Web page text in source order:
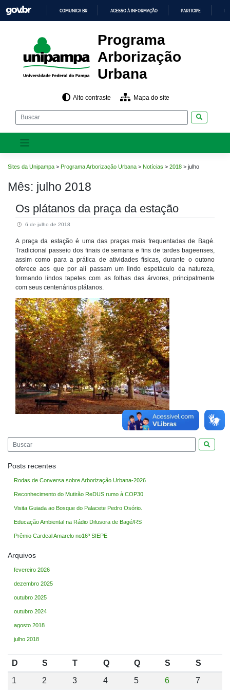
para
o
O
CONTEÚDO
COMUNICA BR ACESSO À INFORMAÇÃO PARTICIPE
Programa
Arborização
Urbana
Alto contraste Mapa do site
Sites da Unipampa > Programa Arborização Urbana > Notícias > 2018 > julho
Mês: julho 2018
Os plátanos da praça da estação
6 de julho de 2018
A praça da estação é uma das praças mais frequentadas de Bagé.
Tradicional passeio dos finais de semana e fins de tardes bageenses,
assim como para a prática de atividades físicas, durante o outono
oferece aos que por ali passam um lindo espetáculo da natureza,
formando lindos tapetes com as folhas das árvores, principalmente
com seus centenários plátanos.
Posts recentes
Rodas de Conversa sobre Arborização Urbana-2026
Reconhecimento do Mutirão ReDUS rumo à COP30
Visita Guiada ao Bosque do Palacete Pedro Osório.
Educação Ambiental na Rádio Difusora de Bagé/RS
Prêmio Cardeal Amarelo no16º SIEPE
Arquivos
fevereiro 2026
dezembro 2025
outubro 2025
outubro 2024
agosto 2018
julho 2018
D S T Q Q S
S
1
2 3 4 5 6 7